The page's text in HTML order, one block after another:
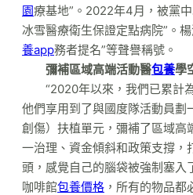
園療基地”。2022年4月，被黨
冰雪醫療衛生保證定點病院”。
養app務者提名”等聲譽稱號。
彌補區域高端活動醫包養學
“2020年以來，我們已累計
他們享用到了與國度隊活動員劃
創傷）扶植單元，彌補了區域高
一治理、資金傾斜和政策支撐，
頭，感覺自己的腦袋被強制塞
咖啡館包養價格 ，所有的物品